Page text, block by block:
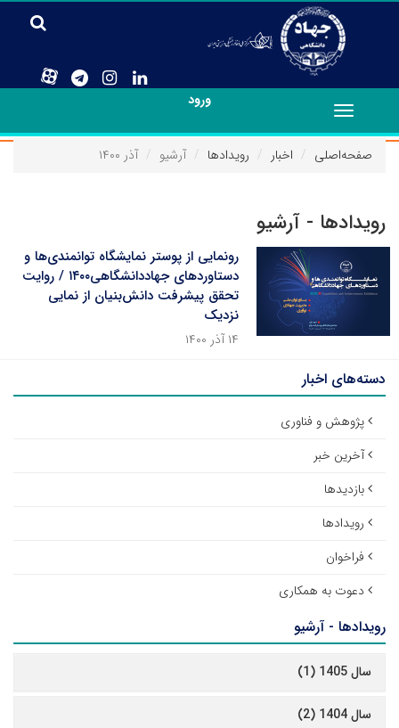
ورود
Toggle
navigation
صفحه‌اصلی
اخبار رویدادها آرشیو آذر ۱۴۰۰
رویدادها - آرشیو
رونمایی از پوستر نمایشگاه توانمندی‌ها و
دستاوردهای جهاددانشگاهی۱۴۰۰ / روایت
تحقق پیشرفت دانش‌بنیان از نمایی
نزدیک
۱۴ آذر ۱۴۰۰
دسته‌های اخبار
پژوهش و فناوری
آخرین خبر
بازدیدها
رویدادها
فراخوان
دعوت به همکاری
رویدادها - آرشیو
سال 1405 (1)
سال 1404 (2)